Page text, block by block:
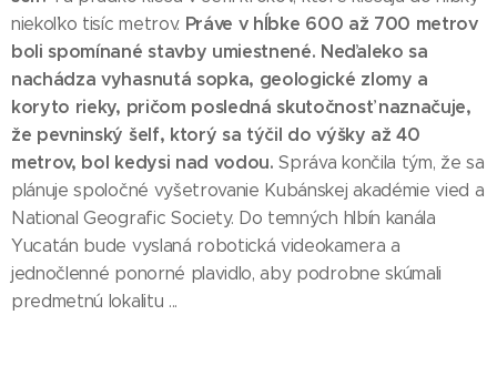
niekoľko tisíc metrov. Práve v hĺbke 600 až 700 metrov
boli spomínané stavby umiestnené. Neďaleko sa
nachádza vyhasnutá sopka, geologické zlomy a
koryto rieky, pričom posledná skutočnosť naznačuje,
že pevninský šelf, ktorý sa týčil do výšky až 40
metrov, bol kedysi nad vodou. Správa končila tým, že sa
plánuje spoločné vyšetrovanie Kubánskej akadémie vied a
National Geografic Society. Do temných hlbín kanála
Yucatán bude vyslaná robotická videokamera a
jednočlenné ponorné plavidlo, aby podrobne skúmali
predmetnú lokalitu ...